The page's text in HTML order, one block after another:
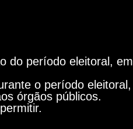
do período eleitoral, em
o período eleitoral,
órgãos públicos.